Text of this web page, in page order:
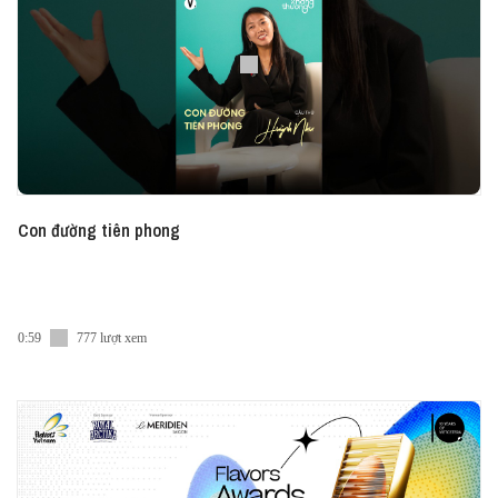
nhiều bình diện
Chương 2. Sáng tạo nuôi dưỡng tích cực trí thông
minh cảm xúc
▸ Tập 2 - Thứ bảy 9/10/2021, 20:00 - 21:30
Chương 3. Sáng tạo là trọng tâm của kỷ nguyên kinh
Chương 4. Sáng tạo là bản hòa ca của trí tuệ
như những thông tin chi tiết và cơ hội nhận học
bổng cho sản phẩm giáo dục Connected Creativity
sắp được ra mắt của Embassy Education
Con đường tiên phong
0:59 777 lượt xem